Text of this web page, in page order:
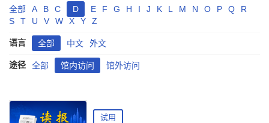
全部
A B C D E F G H I J K L M N O P Q
R
S
T U V W X Y Z
语言 全部 中文 外文
途径 全部 馆内访问 馆外访问
试用